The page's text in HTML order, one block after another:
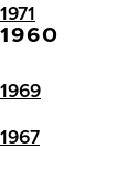
1971
1960
1969
1967